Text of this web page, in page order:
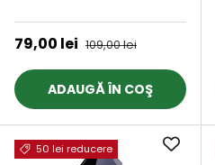
Protectie si Liniste
Preț de vânzare
79,00 lei Preț obișnuit
109,00 lei
ADAUGĂ ÎN COŞ
50 lei reducere